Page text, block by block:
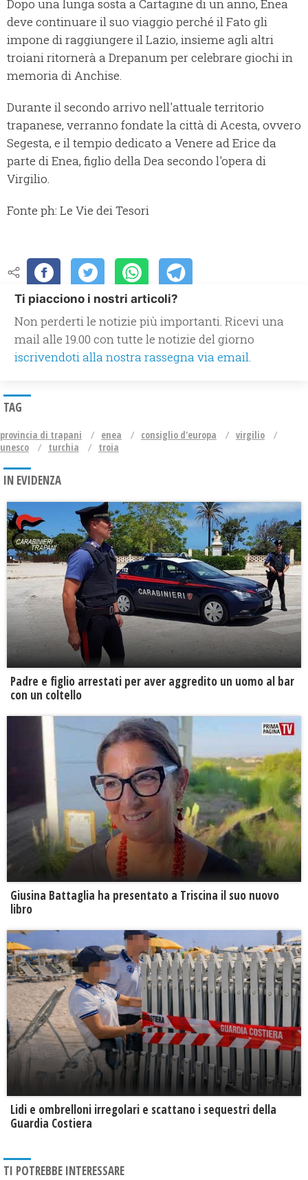
Dopo una lunga sosta a Cartagine di un anno, Enea
deve continuare il suo viaggio perché il Fato gli
impone di raggiungere il Lazio, insieme agli altri
troiani ritornerà a Drepanum per celebrare giochi in
memoria di Anchise.
Durante il secondo arrivo nell'attuale territorio
trapanese, verranno fondate la città di Acesta, ovvero
Segesta, e il tempio dedicato a Venere ad Erice da
parte di Enea, figlio della Dea secondo l'opera di
Virgilio.
Fonte ph: Le Vie dei Tesori
Ti piacciono i nostri articoli?
Non perderti le notizie più importanti. Ricevi una
mail alle 19.00 con tutte le notizie del giorno
iscrivendoti alla nostra rassegna via email.
TAG
provincia di trapani enea consiglio d'europa
virgilio
unesco
turchia troia
IN EVIDENZA
Padre e figlio arrestati per aver aggredito un uomo al bar
con un coltello
Giusina Battaglia ha presentato a Triscina il suo nuovo
libro
Lidi e ombrelloni irregolari e scattano i sequestri della
Guardia Costiera
TI POTREBBE INTERESSARE